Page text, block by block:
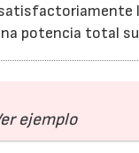
potencia total
ejemplo